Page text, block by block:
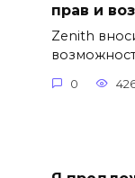
прав и
Zenith
0